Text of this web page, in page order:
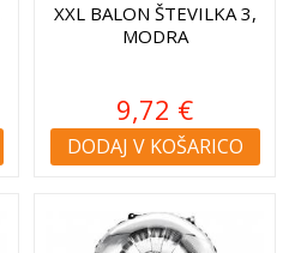
XXL BALON ŠTEVILKA 3,
MODRA
9,72 €
DODAJ V KOŠARICO